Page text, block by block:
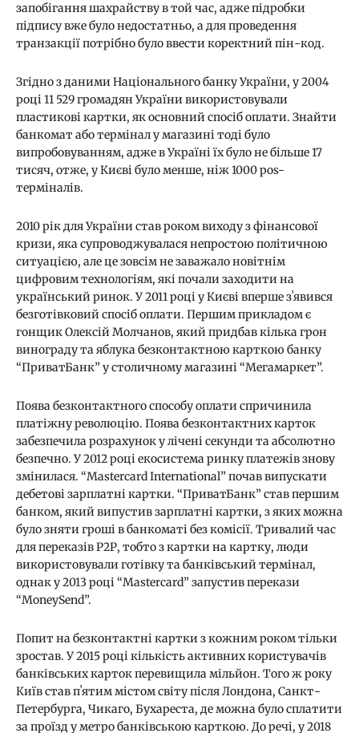
запобігання шахрайству в той час, адже підробки
підпису вже було недостатньо, а для проведення
транзакції потрібно було ввести коректний пін-код.
Згідно з даними Національного банку України, у 2004
році 11 529 громадян України використовували
пластикові картки, як основний спосіб оплати. Знайти
банкомат або термінал у магазині тоді було
випробовуванням, адже в Україні їх було не більше 17
тисяч, отже, у Києві було менше, ніж 1000 pos-
терміналів.
2010 рік для України став роком виходу з фінансової
кризи, яка супроводжувалася непростою політичною
ситуацією, але це зовсім не заважало новітнім
цифровим технологіям, які почали заходити на
український ринок. У 2011 році у Києві вперше зʼявився
безготівковий спосіб оплати. Першим прикладом є
гонщик Олексій Молчанов, який придбав кілька грон
винограду та яблука безконтактною карткою банку
“ПриватБанк” у столичному магазині “Мегамаркет”.
Поява безконтактного способу оплати спричинила
платіжну революцію. Поява безконтактних карток
забезпечила розрахунок у лічені секунди та абсолютно
безпечно. У 2012 році екосистема ринку платежів знову
змінилася. “Mastercard International” почав випускати
дебетові зарплатні картки. “ПриватБанк” став першим
банком, який випустив зарплатні картки, з яких можна
було зняти гроші в банкоматі без комісії. Тривалий час
для переказів Р2Р, тобто з картки на картку, люди
використовували готівку та банківський термінал,
однак у 2013 році “Mastercard” запустив перекази
“MoneySend”.
Попит на безконтактні картки з кожним роком тільки
зростав. У 2015 році кількість активних користувачів
банківських карток перевищила мільйон. Того ж року
Київ став пʼятим містом світу після Лондона, Санкт-
Петербурга, Чикаго, Бухареста, де можна було сплатити
за проїзд у метро банківською карткою. До речі, у 2018